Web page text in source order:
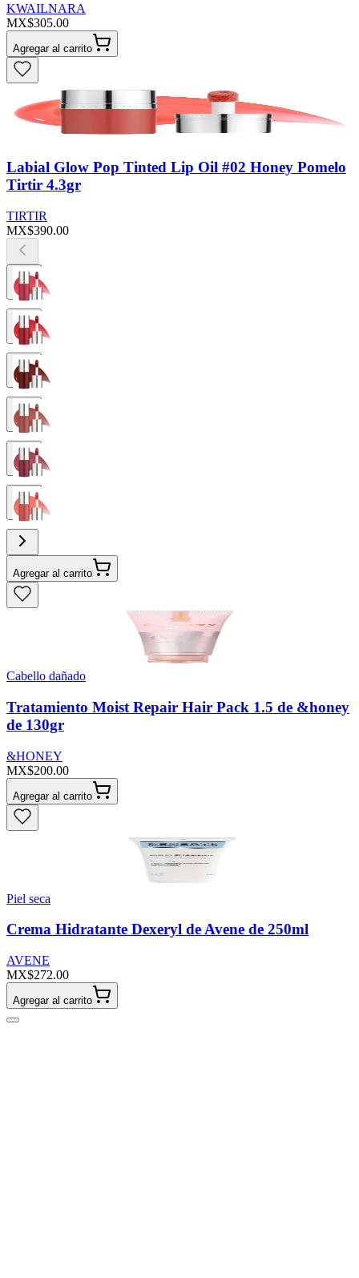
KWAILNARA
MX$305.00
Agregar al carrito
Labial Glow Pop Tinted Lip Oil #02 Honey Pomelo
Tirtir 4.3gr
TIRTIR
MX$390.00
Agregar al carrito
Cabello dañado
Tratamiento Moist Repair Hair Pack 1.5 de &honey
de 130gr
&HONEY
MX$200.00
Agregar al carrito
Piel seca
Crema Hidratante Dexeryl de Avene de 250ml
AVENE
MX$272.00
Agregar al carrito